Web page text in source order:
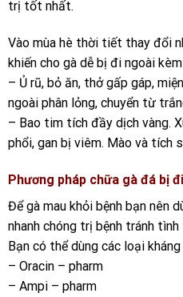
trị tốt nhất.
Vào mùa hè thời tiết thay đổi
khiến cho gà dễ bị đi ngoài
– Ủ rũ, bỏ ăn, thở gấp gáp,
ngoài phân lỏng, chuyển từ
– Bao tim tích đầy dịch vàng.
phổi, gan bị viêm. Mào và tích
Phương pháp chữa gà đá bị
Để gà mau khỏi bệnh bạn nên
nhanh chóng trị bệnh tránh
Bạn có thể dùng các loại kháng
– Oracin – pharm
– Ampi – pharm